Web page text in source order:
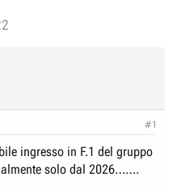
#1
ingresso in F.1 del gruppo
solo dal 2026…….